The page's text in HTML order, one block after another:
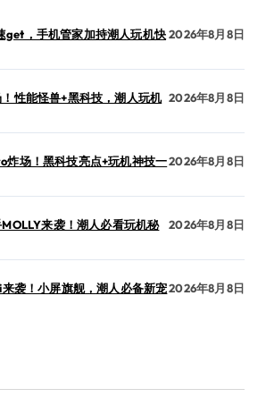
get，手机管家加持潮人玩机快2026年8月8日
性能怪兽+黑科技，潮人玩机 2026年8月8日
炸场！黑科技亮点+玩机神技一2026年8月8日
来袭！潮人必看玩机秘
2026年8月8日
袭！小屏旗舰，潮人必备新宠2026年8月8日